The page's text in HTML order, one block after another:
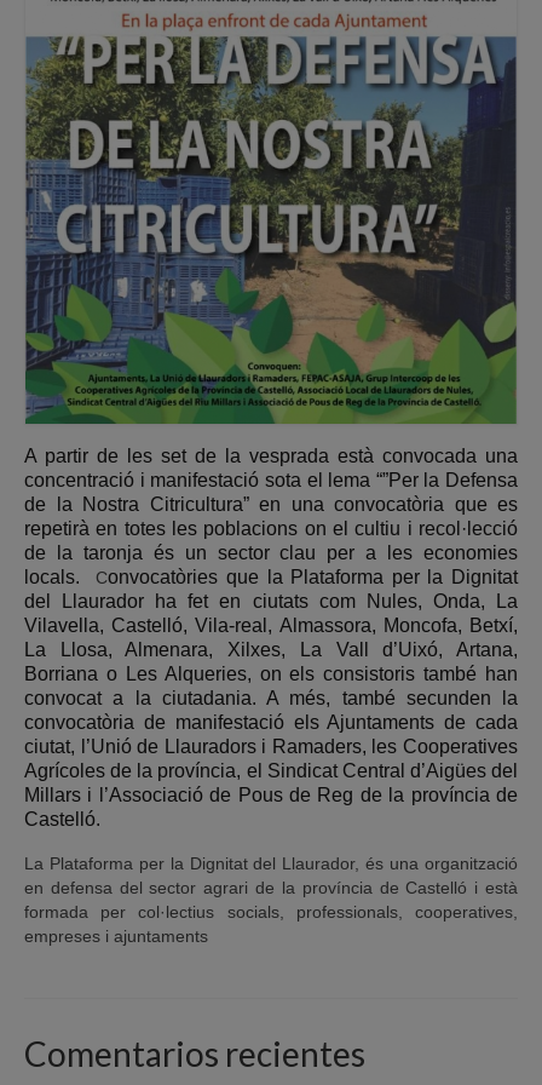
A partir de les set de la vesprada està convocada una
concentració i manifestació sota el lema “”Per la Defensa
de la Nostra Citricultura” en una convocatòria que es
repetirà en totes les poblacions on el cultiu i recol·lecció
de la taronja és un sector clau per a les economies
locals.
Convocatòries que la Plataforma per la Dignitat
del Llaurador ha fet en ciutats com Nules, Onda, La
Vilavella, Castelló, Vila-real, Almassora, Moncofa, Betxí,
La Llosa, Almenara, Xilxes, La Vall d’Uixó, Artana,
Borriana o Les Alqueries, on els consistoris també han
convocat a la ciutadania. A més, també secunden la
convocatòria de manifestació els Ajuntaments de cada
ciutat, l’Unióde Llauradors i Ramaders, les Cooperatives
Agrícoles de la província, el Sindicat Central d’Aigües del
Millars i l’Associació de Pous de Reg de la província de
Castelló.
La Plataforma per la Dignitat del Llaurador, és una organització
en defensa del sector agrari de la província de Castelló i està
formada per col·lectius socials, professionals, cooperatives,
empreses i ajuntaments
Comentarios recientes